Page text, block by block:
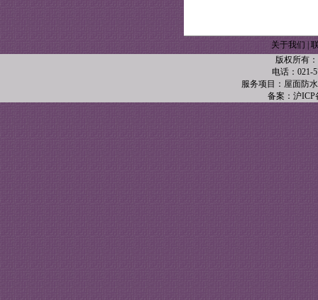
关于我们
版权所有
电话：021-
服务项目：屋面防
备案：沪ICP